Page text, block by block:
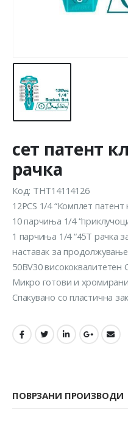
сет патент
рачка
Код: THT14114126
12PCS 1/4 “Комплет патент
10 парчиња 1/4
1 парчиња 1/4 “45T рачка
наставак за
50BV30 висококвалитетен
Микро готови и хромирани
Спакувано со пластична
ПОВРЗАНИ ПРОИЗВОДИ